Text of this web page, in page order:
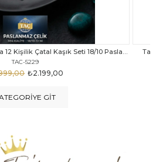
12 Kişilik Çatal Kaşık Bıçak Seti
TAC-5040
₺2.999,00
Taç
GIT